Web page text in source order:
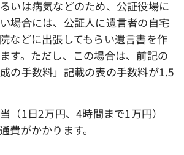
いは病気などのため、公証役場に
場合には、公証人に遺言者の自宅
などに出張してもらい遺言書を作
す。ただし、この場合は、前記の
成の手数料」記載の表の手数料が1.5
（1日2万円、4時間まで1万円）
費がかかります。